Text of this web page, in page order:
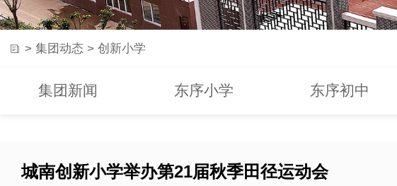
集团新闻 东序小学 东序初中
> 集团动态 > 创新小学
城南创新小学举办第21届秋季田径运动会